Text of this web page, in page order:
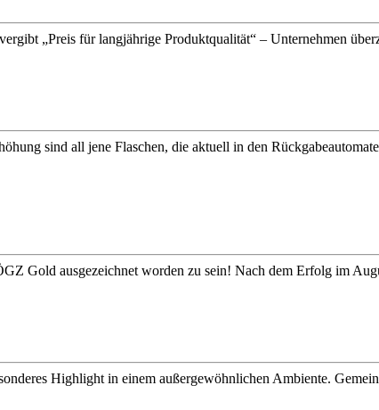
„Preis für langjährige Produktqualität“ – Unternehmen
sind all jene Flaschen, die aktuell in den
Gold ausgezeichnet worden zu sein! Nach dem Erfolg im
Highlight in einem außergewöhnlichen Ambiente.